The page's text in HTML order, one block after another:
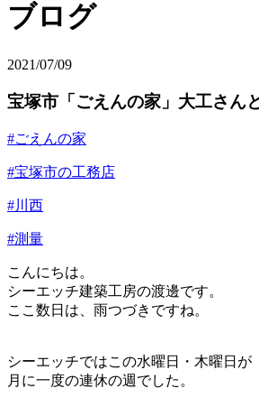
ブログ
2021/07/09
宝塚市「ごえんの家」大工さん
#ごえんの家
#宝塚市の工務店
#川西
#測量
こんにちは。
シーエッチ建築工房の渡邊です。
ここ数日は、雨つづきですね。
シーエッチではこの水曜日・木曜日が
月に一度の連休の週でした。